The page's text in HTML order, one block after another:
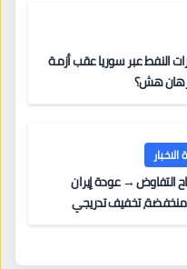
النفط عبر سوريا عقب أزمة
هش؟
(1) نجاح التفاوض → عودة إيران
تخفيف تدريجي